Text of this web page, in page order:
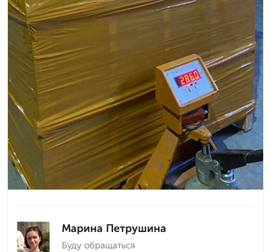
Марина Петрушина
Буду обращаться